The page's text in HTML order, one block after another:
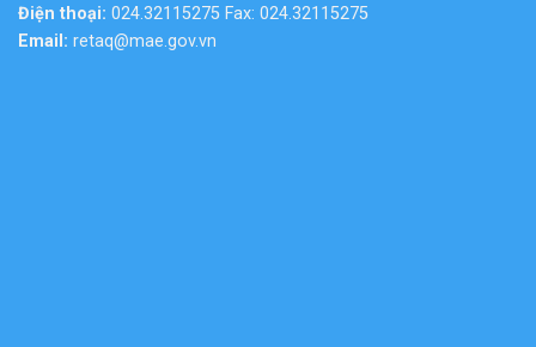
Điện thoại: 024.32115275 Fax: 024.32115275
Email: retaq@mae.gov.vn